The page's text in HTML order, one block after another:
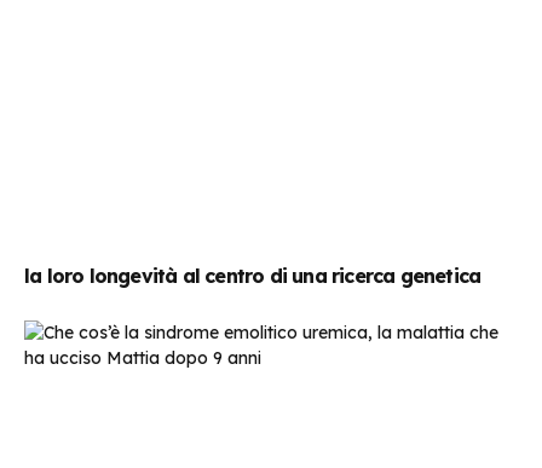
la loro longevità al centro di una ricerca genetica